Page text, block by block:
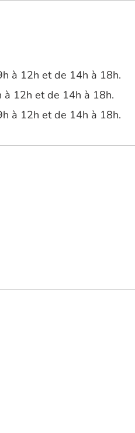
à 12h et de 14h à 18h.
12h et de 14h à 18h.
à 12h et de 14h à 18h.